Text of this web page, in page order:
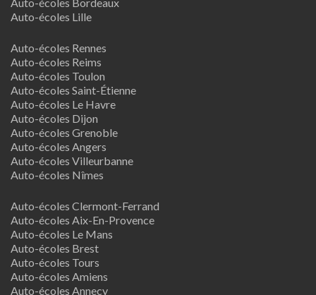
Auto-écoles Lille
Auto-écoles Rennes
Auto-écoles Reims
Auto-écoles Toulon
Auto-écoles Saint-Étienne
Auto-écoles Le Havre
Auto-écoles Dijon
Auto-écoles Grenoble
Auto-écoles Angers
Auto-écoles Villeurbanne
Auto-écoles Nîmes
Auto-écoles Clermont-Ferrand
Auto-écoles Aix-En-Provence
Auto-écoles Le Mans
Auto-écoles Brest
Auto-écoles Tours
Auto-écoles Amiens
Auto-écoles Annecy